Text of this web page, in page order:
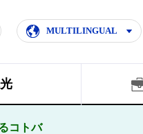
MULTILINGUAL
コトバ